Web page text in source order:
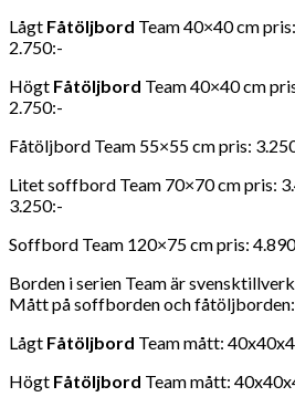
Lågt Fåtöljbord Team 40×40 cm
2.750:-
Högt Fåtöljbord Team 40×40 cm
2.750:-
Fåtöljbord Team 55×55 cm pris:
Litet soffbord Team 70×70 cm pris:
3.250:-
Soffbord Team 120×75 cm pris:
Borden i serien Team är
Mått på soffborden och fåtöljborden:
Lågt Fåtöljbord Team mått:
Högt Fåtöljbord Team mått: